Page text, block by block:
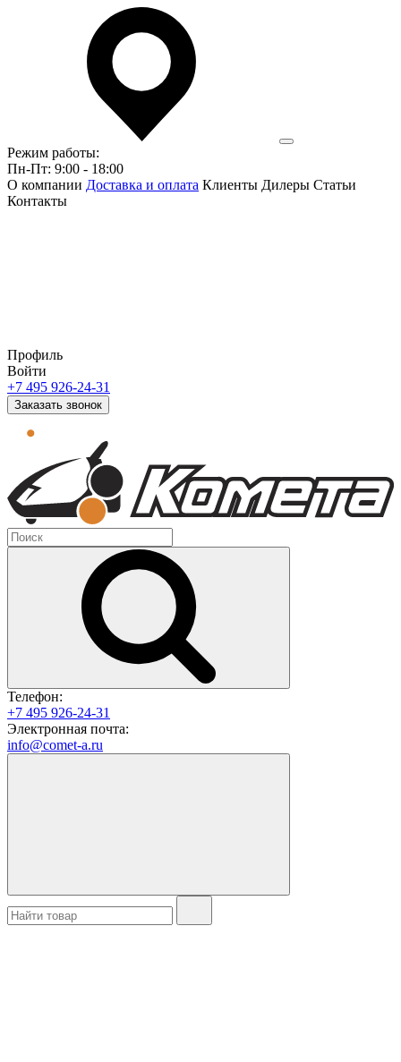
Режим работы:
Пн-Пт: 9:00 - 18:00
О компании Доставка и оплата Клиенты Дилеры Статьи
Контакты
Профиль
Войти
+7 495 926-24-31
Заказать звонок
Телефон:
+7 495 926-24-31
Электронная почта:
info@comet-a.ru